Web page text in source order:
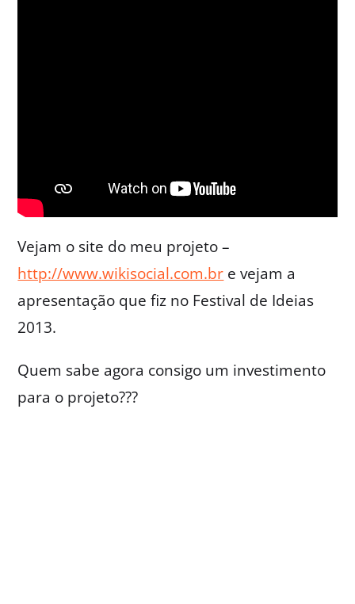
Vejam o site do meu projeto –
http://www.wikisocial.com.br e vejam a
apresentação que fiz no Festival de Ideias
2013.
Quem sabe agora consigo um investimento
para o projeto???